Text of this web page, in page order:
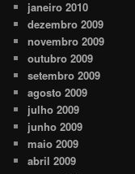
janeiro 2010
dezembro 2009
novembro 2009
outubro 2009
setembro 2009
agosto 2009
julho 2009
junho 2009
maio 2009
abril 2009